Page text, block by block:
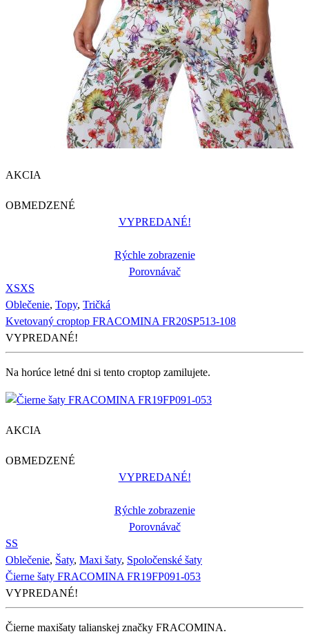
AKCIA
OBMEDZENÉ
VYPREDANÉ!
Rýchle zobrazenie
Porovnávač
XSXS
Oblečenie, Topy, Tričká
Kvetovaný croptop FRACOMINA FR20SP513-108
VYPREDANÉ!
Na horúce letné dni si tento croptop zamilujete.
AKCIA
OBMEDZENÉ
VYPREDANÉ!
Rýchle zobrazenie
Porovnávač
SS
Oblečenie, Šaty, Maxi šaty, Spoločenské šaty
Čierne šaty FRACOMINA FR19FP091-053
VYPREDANÉ!
Čierne maxišaty talianskej značky FRACOMINA.